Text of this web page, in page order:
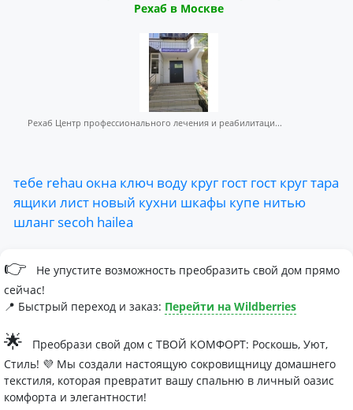
Рехаб в Москве
Рехаб Центр профессионального лечения и реабилитаци...
тебе rehau окна ключ воду круг гост гост кругтара
ящики лист новый кухни шкафы купе нитью
шланг secoh hailea
👉
Не упустите возможность преобразить свой дом прямо
сейчас!
📍 Быстрый переход и заказ: Перейти на Wildberries
🌟
Преобрази свой дом с ТВОЙ КОМФОРТ: Роскошь, Уют,
Стиль! 💜 Мы создали настоящую сокровищницу домашнего
текстиля, которая превратит вашу спальню в личный оазис
комфорта и элегантности!